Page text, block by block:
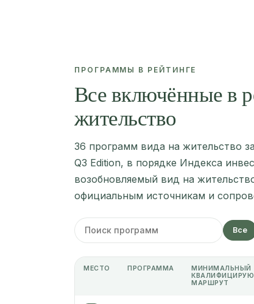
ПРОГРАММЫ В РЕЙТИНГЕ
Все включённые в
жительство
36 программ вида на жительство
Q3 Edition, в порядке Индекса
возобновляемый вид на
официальным источникам и
Все
МЕСТО ПРОГРАММА
МИНИМАЛЬНЫЙ
МАРШРУТ